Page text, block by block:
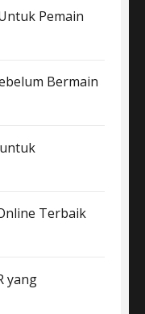
Pemain
Bermain
Terbaik
yang